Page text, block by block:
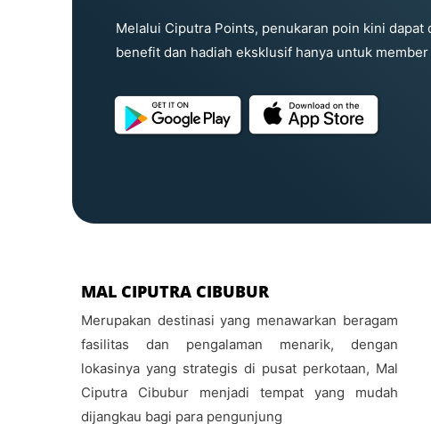
Melalui Ciputra Points, penukaran poin kini
benefit dan hadiah eksklusif hanya untuk member
MAL CIPUTRA CIBUBUR
Merupakan destinasi yang menawarkan beragam
fasilitas dan pengalaman menarik, dengan
lokasinya yang strategis di pusat perkotaan, Mal
Ciputra Cibubur menjadi tempat yang mudah
dijangkau bagi para pengunjung